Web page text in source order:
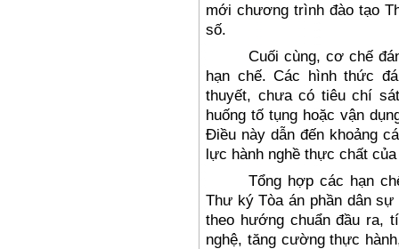
mới chương trình đào tạo
số.
Cuối cùng, cơ chế
hạn chế. Các hình thức
thuyết, chưa có tiêu chí
huống tố tụng hoặc vận
Điều này dẫn đến khoảng
lực hành nghề thực chất
Tổng hợp các hạn
Thư ký Tòa án phần dân
theo hướng chuẩn đầu ra,
nghệ, tăng cường thực